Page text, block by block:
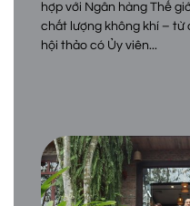
hợp với Ngân hàng Thế
chất lượng không khí – từ
hội thảo có Ủy viên...